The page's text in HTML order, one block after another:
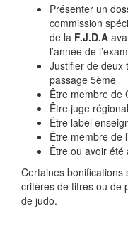
Présenter un
commission
de la F.J.D.A
l’année de
Justifier de deux
passage 5ème
Être membre de
Être juge régional
Être label
Être membre de
Être ou avoir
Certaines bonifications
critères de titres ou de
de judo.